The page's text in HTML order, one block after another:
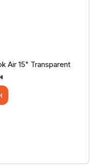
Air 15" Transparent